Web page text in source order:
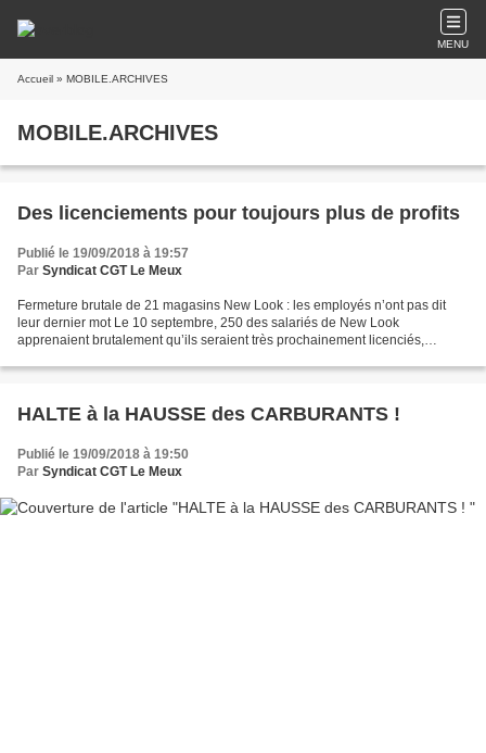
MENU
Accueil » MOBILE.ARCHIVES
MOBILE.ARCHIVES
Des licenciements pour toujours plus de profits
Publié le 19/09/2018 à 19:57
Par Syndicat CGT Le Meux
Fermeture brutale de 21 magasins New Look : les employés n’ont pas dit
leur dernier mot Le 10 septembre, 250 des salariés de New Look
apprenaient brutalement qu’ils seraient très prochainement licenciés,
HALTE à la HAUSSE des CARBURANTS !
Publié le 19/09/2018 à 19:50
Par Syndicat CGT Le Meux